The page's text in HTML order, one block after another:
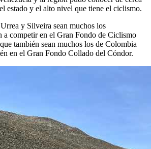
estado y el alto nivel que tiene el ciclismo.
y Silveira sean muchos los
a competir en el Gran Fondo de Ciclismo
también sean muchos los de Colombia
en el Gran Fondo Collado del Cóndor.